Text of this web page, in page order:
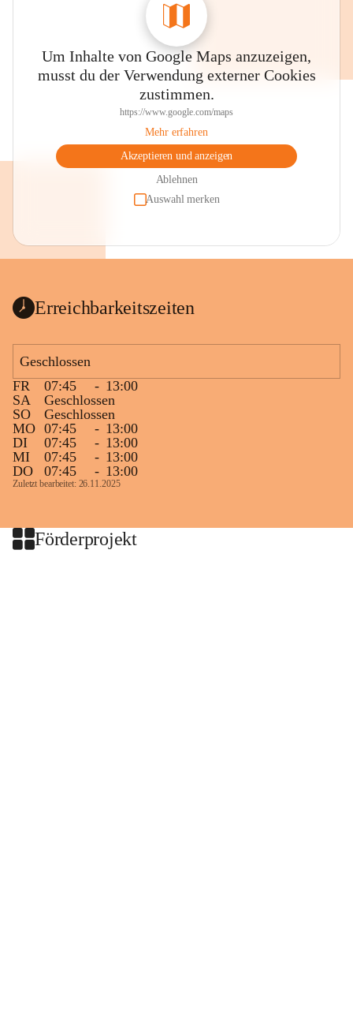
Um Inhalte von Google Maps anzuzeigen,
musst du der Verwendung externer Cookies
zustimmen.
https://www.google.com/maps
Mehr erfahren
Akzeptieren und anzeigen
Ablehnen
Auswahl merken
Erreichbarkeitszeiten
Geschlossen
FR
07:45 - 13:00
SA
Geschlossen
SO
Geschlossen
MO 07:45 - 13:00
DI
07:45 - 13:00
MI
07:45 - 13:00
DO
07:45 - 13:00
Zuletzt bearbeitet: 26.11.2025
Förderprojekt